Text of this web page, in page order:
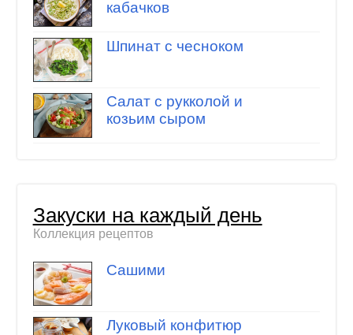
кабачков
Шпинат с чесноком
Салат с рукколой и
козьим сыром
Закуски на каждый день
Коллекция рецептов
Сашими
Луковый конфитюр